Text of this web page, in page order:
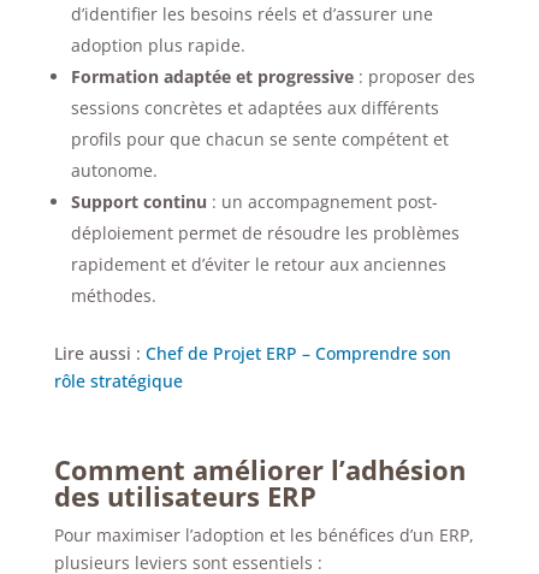
d’identifier les besoins réels et d’assurer une
adoption plus rapide.
Formation adaptée et progressive: proposer des
sessions concrètes et adaptées aux différents
profils pour que chacun se sente compétent et
autonome.
Support continu : un accompagnement post-
déploiement permet de résoudre les problèmes
rapidement et d’éviter le retour aux anciennes
méthodes.
Lire aussi : Chef de Projet ERP – Comprendre son
rôle stratégique
Comment améliorer l’adhésion
des utilisateurs ERP
Pour maximiser l’adoption et les bénéfices d’un ERP,
plusieurs leviers sont essentiels :